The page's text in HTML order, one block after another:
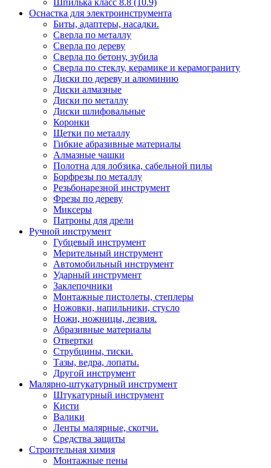
Шпилька класс 8.8 (10.9)
Оснастка для электроинструмента
Биты, адаптеры, насадки.
Сверла по металлу
Сверла по дереву
Сверла по бетону, зубила
Сверла по стеклу, керамике и керамограниту
Диски по дереву и алюминию
Диски алмазные
Диски по металлу
Диски шлифовальные
Коронки
Щетки по металлу
Гибкие абразивные материалы
Алмазные чашки
Полотна для лобзика, сабельной пилы
Борфрезы по металлу
Резьбонарезной инструмент
Фрезы по дереву
Миксеры
Патроны для дрели
Ручной инструмент
Губцевый инструмент
Мерительный инструмент
Автомобильный инструмент
Ударный инструмент
Заклепочники
Монтажные пистолеты, степлеры
Ножовки, напильники, стусло
Ножи, ножницы, лезвия.
Абразивные материалы
Отвертки
Cтрубцины, тиски.
Тазы, ведра, лопаты.
Другой инструмент
Малярно-штукатурный инструмент
Штукатурный инструмент
Кисти
Валики
Ленты малярные, скотчи.
Средства защиты
Строительная химия
Монтажные пены